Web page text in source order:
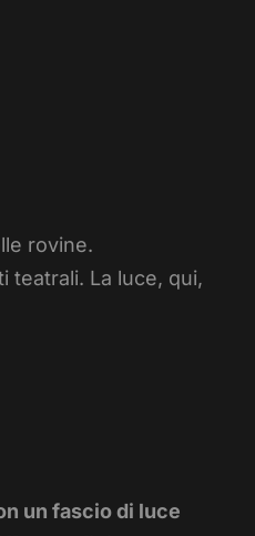
rovine.
teatrali. La luce, qui,
un fascio di luce